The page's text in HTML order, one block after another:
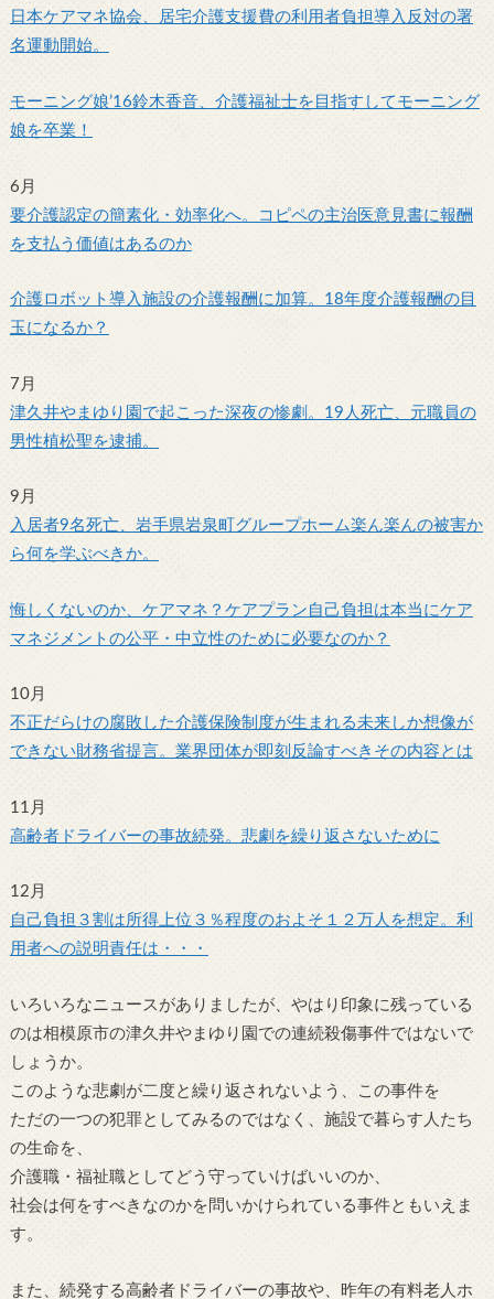
日本ケアマネ協会、居宅介護支援費の利用者負担導入反対の署
名運動開始。
モーニング娘’16鈴木香音、介護福祉士を目指すしてモーニング
娘を卒業！
6月
要介護認定の簡素化・効率化へ。コピペの主治医意見書に報酬
を支払う価値はあるのか
介護ロボット導入施設の介護報酬に加算。18年度介護報酬の目
玉になるか？
7月
津久井やまゆり園で起こった深夜の惨劇。19人死亡、元職員の
男性植松聖を逮捕。
9月
入居者9名死亡、岩手県岩泉町グループホーム楽ん楽んの被害か
ら何を学ぶべきか。
悔しくないのか、ケアマネ？ケアプラン自己負担は本当にケア
マネジメントの公平・中立性のために必要なのか？
10月
不正だらけの腐敗した介護保険制度が生まれる未来しか想像が
できない財務省提言。業界団体が即刻反論すべきその内容とは
11月
高齢者ドライバーの事故続発。悲劇を繰り返さないために
12月
自己負担３割は所得上位３％程度のおよそ１２万人を想定。利
用者への説明責任は・・・
いろいろなニュースがありましたが、やはり印象に残っている
のは相模原市の津久井やまゆり園での連続殺傷事件ではないで
しょうか。
このような悲劇が二度と繰り返されないよう、この事件を
ただの一つの犯罪としてみるのではなく、施設で暮らす人たち
の生命を、
介護職・福祉職としてどう守っていけばいいのか、
社会は何をすべきなのかを問いかけられている事件ともいえま
す。
また、続発する高齢者ドライバーの事故や、昨年の有料老人ホ